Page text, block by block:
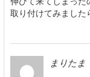
取り付けてみました
まりたま